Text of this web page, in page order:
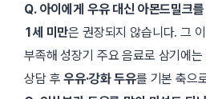
Q. 아이에게 우유 대신 아몬드밀크
1세 미만은 권장되지 않습니다. 그
부족해 성장기 주요 음료로 삼기에
상담 후우유·강화 두유를 기본 축으